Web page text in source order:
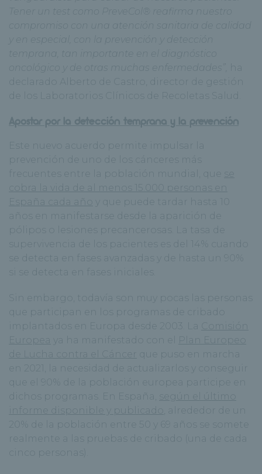
Tener un test como PreveCol® reafirma nuestro
compromiso con una atención sanitaria de calidad
y en especial, con la prevención y detección
temprana, tan importante en el diagnóstico
oncológico y de otras muchas enfermedades”,
ha
declarado Alberto de Castro, director de gestión
de los Laboratorios Clínicos de Recoletas Salud.
Apostar por la detección temprana y la prevención
Este nuevo acuerdo permite impulsar la
prevención de uno de los cánceres más
frecuentes entre la población mundial, que
se
cobra la vida de al menos 15.000 personas en
España cada año
y que puede tardar hasta 10
años en manifestarse desde la aparición de
pólipos o lesiones precancerosas. La tasa de
supervivencia de los pacientes es del 14% cuando
se detecta en fases avanzadas y de hasta un 90%
si se detecta en fases iniciales.
Sin embargo, todavía son muy pocas las personas
que participan en los programas de cribado
implantados en Europa desde 2003. La
Comisión
Europea
ya ha manifestado con el
Plan Europeo
de Lucha contra el Cáncer
que puso en marcha
en 2021, la necesidad de actualizarlos y conseguir
que el 90% de la población europea participe en
dichos programas. En España,
según el último
informe disponible y publicado
, alrededor de un
20% de la población entre 50 y 69 años se somete
realmente a las pruebas de cribado (una de cada
cinco personas).